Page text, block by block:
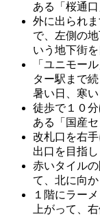
ある「桜通
外に出られ
で、左側の
いう地下街を
「ユニモー
ター駅まで
暑い日、寒い
徒歩で１０
ある「国産
改札口を右
出口を目指し
赤いタイル
て、北に向
１階にラー
上がって、